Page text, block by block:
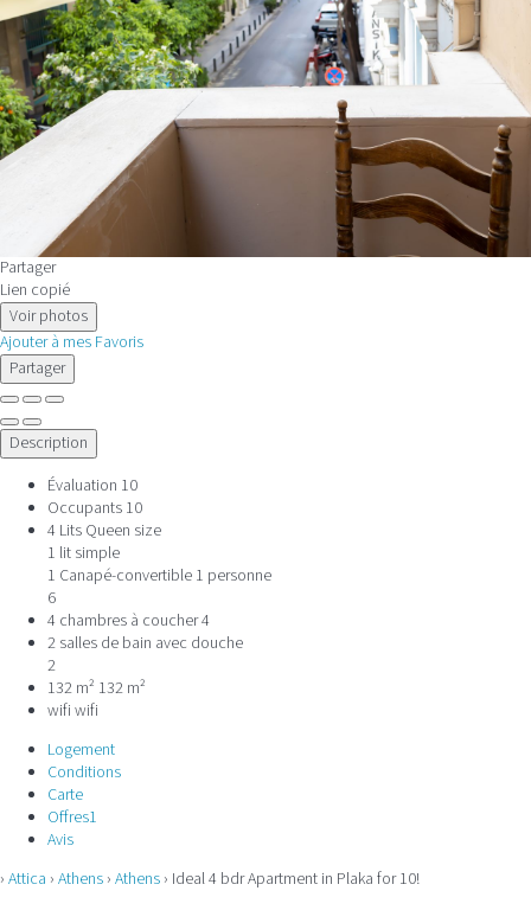
Partager
Lien copié
Voir photos
Ajouter à mes Favoris
Partager
Description
Évaluation 10
Occupants 10
4 Lits Queen size
1 lit simple
1 Canapé-convertible 1 personne
6
4 chambres à coucher4
2 salles de bain avec douche
2
132 m² 132 m²
wifi wifi
Logement
Conditions
Carte
Offres1
Avis
› Attica › Athens › Athens › Ideal 4 bdr Apartment in Plaka for 10!